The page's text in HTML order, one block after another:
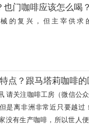
门咖啡应该怎么喝
的复兴，但主宰供求
点？跟马塔莉咖啡的
请关注咖啡工房（微信公
是离非洲非常近只要越过
没有生产咖啡，所以世人